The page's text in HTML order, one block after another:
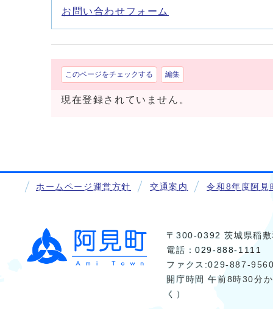
お問い合わせフォーム
このページをチェックする 編集
現在登録されていません。
ホームページ運営方針 交通案内 令和8年度阿見
〒300-0392 茨城県稲敷
電話：029-888-1111
ファクス:029-887-9560
開庁時間 午前8時30分
く）